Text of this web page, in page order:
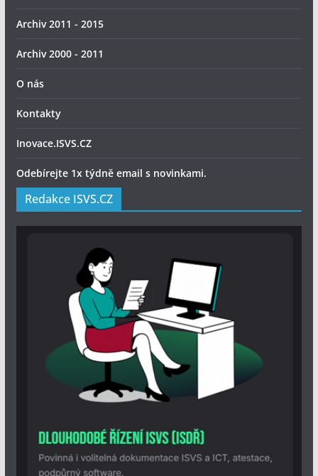
Archiv 2011 - 2015
Archiv 2000 - 2011
O nás
Kontakty
Inovace.ISVS.CZ
Odebírejte 1x týdně email s novinkami.
Redakce ISVS.CZ